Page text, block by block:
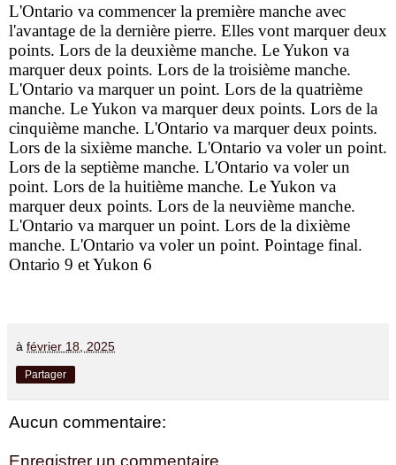
L'Ontario va commencer la première manche avec
l'avantage de la dernière pierre. Elles vont marquer deux
points. Lors de la deuxième manche. Le Yukon va
marquer deux points. Lors de la troisième manche.
L'Ontario va marquer un point. Lors de la quatrième
manche. Le Yukon va marquer deux points. Lors de la
cinquième manche. L'Ontario va marquer deux points.
Lors de la sixième manche. L'Ontario va voler un point.
Lors de la septième manche. L'Ontario va voler un
point. Lors de la huitième manche. Le Yukon va
marquer deux points. Lors de la neuvième manche.
L'Ontario va marquer un point. Lors de la dixième
manche. L'Ontario va voler un point. Pointage final.
Ontario 9 et Yukon 6
à février 18, 2025
Partager
Aucun commentaire:
Enregistrer un commentaire